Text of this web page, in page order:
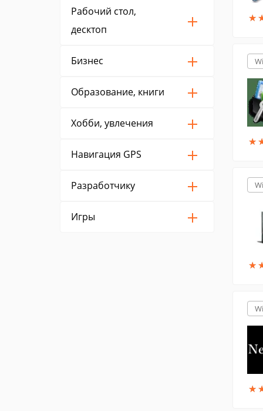
Рабочий стол,
десктоп
Бизнес
Образование, книги
Хобби, увлечения
Навигация GPS
Разработчику
Игры
★
★
★
★
★
★
★
★